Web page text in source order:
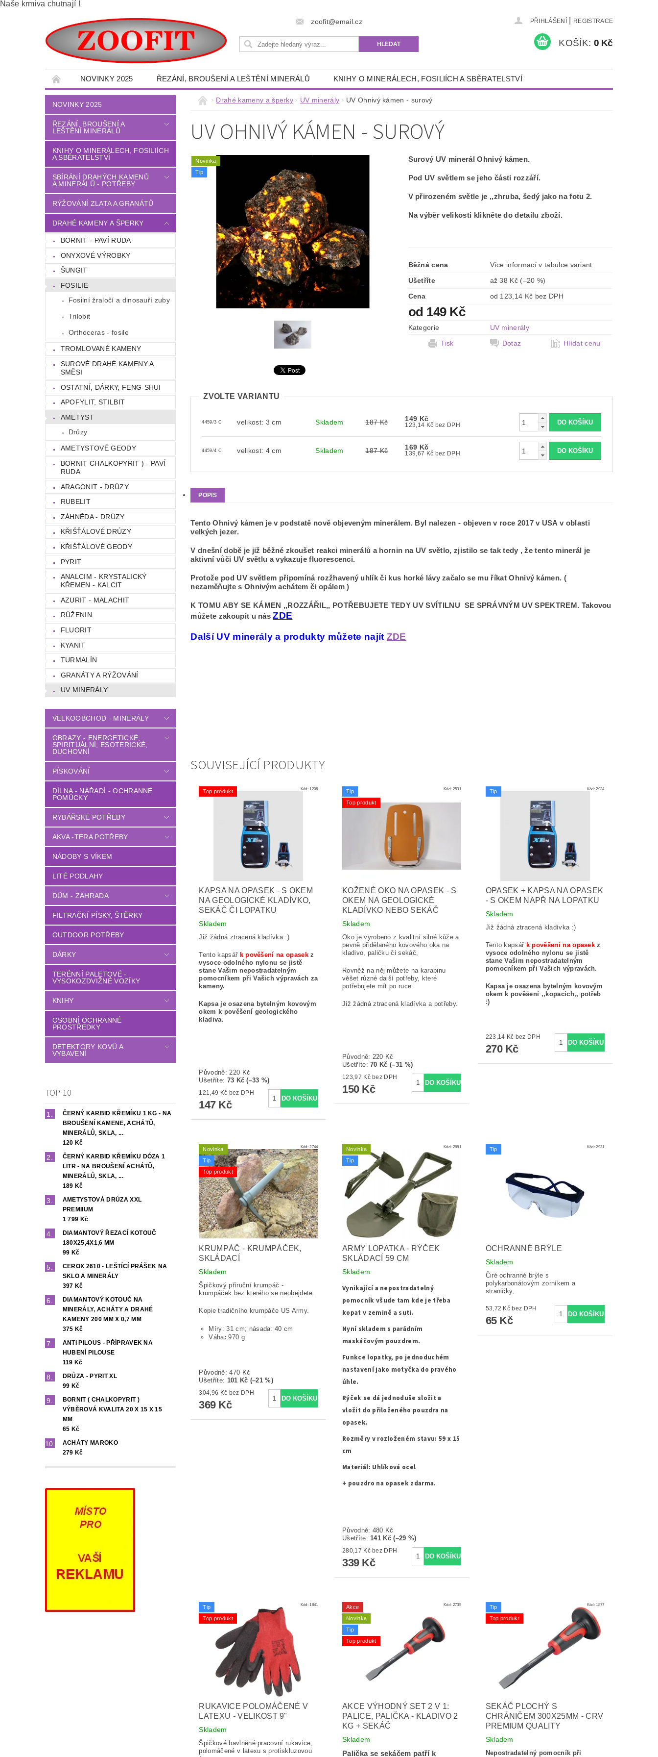
Naše krmiva chutnají !
zoofit@email.cz PŘIHLÁŠENÍ REGISTRACE
KOŠÍK: 0 Kč
NOVINKY 2025 ŘEZÁNÍ, BROUŠENÍ A LEŠTĚNÍ MINERÁLŮ KNIHY O MINERÁLECH, FOSILIÍCH A SBĚRATELSTVÍ
SBÍRÁNÍ DRAHÝCH KAMENŮ A MINERÁLŮ - POTŘEBY RÝŽOVÁNÍ ZLATA A GRANÁTŮ DRAHÉ KAMENY A ŠPERKY
VELKOOBCHOD - MINERÁLY
DÍLNA - NÁŘADÍ - OCHRANNÉ POMŮCKY RYBÁŘSKÉ POTŘEBY AKVA -TERA POTŘEBY NÁDOBY S VÍKEM
LITÉ PODLAHY DŮM - ZAHRADA
TERÉNNÍ PALETOVÉ - VYSOKOZDVIŽNÉ VOZÍKY
OBCHODNÍ PODMÍNKY KONTAKTY
NOVINKY 2025
ŘEZÁNÍ, BROUŠENÍ A
LEŠTĚNÍ MINERÁLŮ
KNIHY O MINERÁLECH, FOSILIÍCH
A SBĚRATELSTVÍ
SBÍRÁNÍ DRAHÝCH KAMENŮ
A MINERÁLŮ - POTŘEBY
RÝŽOVÁNÍ ZLATA A GRANÁTŮ
DRAHÉ KAMENY A ŠPERKY
BORNIT - PAVÍ RUDA
ONYXOVÉ VÝROBKY
ŠUNGIT
FOSILIE
Fosilní žraločí a dinosauří zuby
Trilobit
Orthoceras - fosile
TROMLOVANÉ KAMENY
SUROVÉ DRAHÉ KAMENY A
SMĚSI
OSTATNÍ, DÁRKY, FENG-SHUI
APOFYLIT, STILBIT
AMETYST
Drůzy
AMETYSTOVÉ GEODY
BORNIT CHALKOPYRIT ) - PAVÍ
RUDA
ARAGONIT - DRŮZY
RUBELIT
ZÁHNĚDA - DRÚZY
KŘIŠŤÁLOVÉ DRÚZY
KŘIŠŤÁLOVÉ GEODY
PYRIT
ANALCIM - KRYSTALICKÝ
KŘEMEN - KALCIT
AZURIT - MALACHIT
RŮŽENIN
FLUORIT
KYANIT
TURMALÍN
GRANÁTY A RÝŽOVÁNÍ
UV MINERÁLY
VELKOOBCHOD - MINERÁLY
OBRAZY - ENERGETICKÉ,
SPIRITUÁLNÍ, ESOTERICKÉ,
DUCHOVNÍ
PÍSKOVÁNÍ
DÍLNA - NÁŘADÍ - OCHRANNÉ
POMŮCKY
RYBÁŘSKÉ POTŘEBY
AKVA -TERA POTŘEBY
NÁDOBY S VÍKEM
LITÉ PODLAHY
DŮM - ZAHRADA
FILTRAČNÍ PÍSKY, ŠTĚRKY
OUTDOOR POTŘEBY
DÁRKY
TERÉNNÍ PALETOVÉ -
VYSOKOZDVIŽNÉ VOZÍKY
KNIHY
OSOBNÍ OCHRANNÉ
PROSTŘEDKY
DETEKTORY KOVŮ A
VYBAVENÍ
TOP 10
ČERNÝ KARBID KŘEMÍKU 1 KG - NA
BROUŠENÍ KAMENE, ACHÁTŮ,
MINERÁLŮ, SKLA, ...
120 Kč
ČERNÝ KARBID KŘEMÍKU DÓZA 1
LITR - NA BROUŠENÍ ACHÁTŮ,
MINERÁLŮ, SKLA, ...
189 Kč
AMETYSTOVÁ DRÚZA XXL
PREMIIUM
1 799 Kč
DIAMANTOVÝ ŘEZACÍ KOTOUČ
180X25,4X1,6 MM
99 Kč
CEROX 2610 - LEŠTÍCÍ PRÁŠEK NA
SKLO A MINERÁLY
397 Kč
DIAMANTOVÝ KOTOUČ NA
MINERÁLY, ACHÁTY A DRAHÉ
KAMENY 200 MM X 0,7 MM
375 Kč
ANTI PILOUS - PŘÍPRAVEK NA
HUBENÍ PILOUSE
119 Kč
DRŮZA - PYRIT XL
99 Kč
BORNIT ( CHALKOPYRIT )
VÝBĚROVÁ KVALITA 20 X 15 X 15
MM
65 Kč
ACHÁTY MAROKO
279 Kč
Drahé kameny a šperky UV minerály UV Ohnivý kámen - surový
UV OHNIVÝ KÁMEN - SUROVÝ
Novinka
Tip
Surový UV minerál Ohnivý kámen.
Pod UV světlem se jeho části rozzáří.
V přirozeném světle je ,,zhruba, šedý jako na fotu 2.
Na výběr velikosti klikněte do detailu zboží.
Běžná cena
Více informací v tabulce variant
Ušetříte
až38 Kč (–20 %)
Cena
od 123,14 Kč bez DPH
od 149 Kč
Kategorie
UV minerály
Tisk
Dotaz Hlídat cenu
ZVOLTE VARIANTU
4459/3 C velikost: 3 cm Skladem 187 Kč 149 Kč
123,14 Kč bez DPH
4459/4 C velikost: 4 cm Skladem 187 Kč 169 Kč
139,67 Kč bez DPH
POPIS
Tento Ohnivý kámen je v podstatě nově objeveným minerálem. Byl nalezen - objeven v roce 2017 v USA v oblasti
velkých jezer.
V dnešní době je již běžné zkoušet reakci minerálů a hornin na UV světlo, zjistilo se tak tedy , že tento minerál je
aktivní vůči UV světlu a vykazuje fluorescenci.
Protože pod UV světlem připomíná rozžhavený uhlík či kus horké lávy začalo se mu říkat Ohnivý kámen. (
nezaměňujte s Ohnivým achátem či opálem )
K TOMU ABY SE KÁMEN ,,ROZZÁŘIL,, POTŘEBUJETE TEDY UV SVÍTILNU SE SPRÁVNÝM UV SPEKTREM. Takovou
můžete zakoupit u násZDE
Další UV minerály a produkty můžete najít ZDE
SOUVISEJÍCÍ PRODUKTY
Top produkt Kód:1206
KAPSA NA OPASEK - S OKEM
NA GEOLOGICKÉ KLADÍVKO,
SEKÁČ ČI LOPATKU
Skladem
Již žádná ztracená kladívka :)
Tento kapsář k pověšení na opasekz
vysoce odolného nylonu se jistě
stane Vašim nepostradatelným
pomocníkem při Vašich výpravách za
kameny.
Kapsa je osazena bytelným kovovým
okem k pověšení geologického
kladiva.
Původně:220 Kč
Ušetříte: 73 Kč (–33 %)
121,49 Kč bez DPH
147 Kč
Tip
Top produkt
Kód: 2531
KOŽENÉ OKO NA OPASEK - S
OKEM NA GEOLOGICKÉ
KLADÍVKO NEBO SEKÁČ
Skladem
Oko je vyrobeno z kvalitní silné kůže a
pevně přidělaného kovového oka na
kladivo, paličku či sekáč,
Rovněž na něj můžete na karabinu
věšet různé další potřeby, které
potřebujete mít po ruce.
Již žádná ztracená kladívka a potřeby.
Původně: 220 Kč
Ušetříte:70 Kč (–31 %)
123,97 Kč bez DPH
150 Kč
Tip Kód:2934
OPASEK + KAPSA NA OPASEK
- S OKEM NAPŘ NA LOPATKU
Skladem
Již žádná ztracená kladívka :)
Tento kapsář k pověšení na opasek z
vysoce odolného nylonu se jistě
stane Vašim nepostradatelným
pomocníkem při Vašich výpravách.
Kapsa je osazena bytelným kovovým
okem k pověšení ,,kopacích,, potřeb
:)
223,14 Kč bez DPH
270 Kč
Novinka
Tip
Top produkt
Kód:2744
KRUMPÁČ - KRUMPÁČEK,
SKLÁDACÍ
Skladem
Špičkový příruční krumpáč -
krumpáček bez kterého se neobejdete.
Kopie tradičního krumpáče US Army.
Míry: 31 cm; násada: 40 cm
Váha: 970 g
Původně:470 Kč
Ušetříte: 101 Kč (–21 %)
304,96 Kč bez DPH
369 Kč
Novinka
Tip
Kód: 2881
ARMY LOPATKA - RÝČEK
SKLÁDACÍ 59 CM
Skladem
Vynikající a nepostradatelný
pomocník všude tam kde je třeba
kopat v zemině a suti.
Nyní skladem s parádním
maskáčovým pouzdrem.
Funkce lopatky, po jednoduchém
nastavení jako motyčka do pravého
úhle.
Rýček se dá jednoduše složit a
vložit do přiloženého pouzdra na
opasek.
Rozměry v rozloženém stavu: 59 x 15
cm
Materiál: Uhlíková ocel
+ pouzdro na opasek zdarma.
Původně: 480 Kč
Ušetříte: 141 Kč (–29 %)
280,17 Kč bez DPH
339 Kč
Tip Kód:2931
OCHRANNÉ BRÝLE
Skladem
Čiré ochranné brýle s
polykarbonátovým zorníkem a
straničky,
53,72 Kč bez DPH
65 Kč
Tip
Top produkt
Kód:1841
RUKAVICE POLOMÁČENÉ V
LATEXU - VELIKOST 9"
Skladem
Špičkové bavlněné pracovní rukavice,
polomáčené v latexu s protiskluzovou
Akce
Novinka
Tip
Top produkt
Kód: 2735
AKCE VÝHODNÝ SET 2 V 1:
PALICE, PALIČKA - KLADIVO 2
KG + SEKÁČ
Skladem
Palička se sekáčem patří k
Tip
Top produkt
Kód:1877
SEKÁČ PLOCHÝ S
CHRÁNIČEM 300X25MM - CRV
PREMIUM QUALITY
Skladem
Nepostradatelný pomocník při